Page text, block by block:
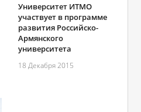
Университет ИТМО
участвует в программе
развития Российско-
Армянского
университета
18 Декабря 2015